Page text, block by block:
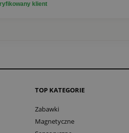
klient
TOP KATEGORIE
Zabawki
Magnetyczne